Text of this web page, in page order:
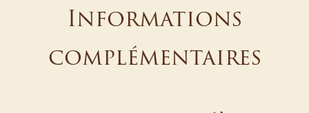
Informations
complémentaires